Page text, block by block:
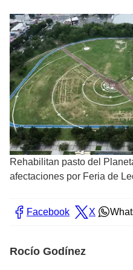
Rehabilitan pasto del
afectaciones por Feria de
Facebook X
Rocío Godínez